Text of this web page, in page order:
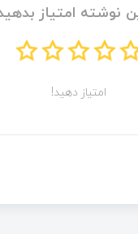
نوشته امتیاز
امتیاز دهید!